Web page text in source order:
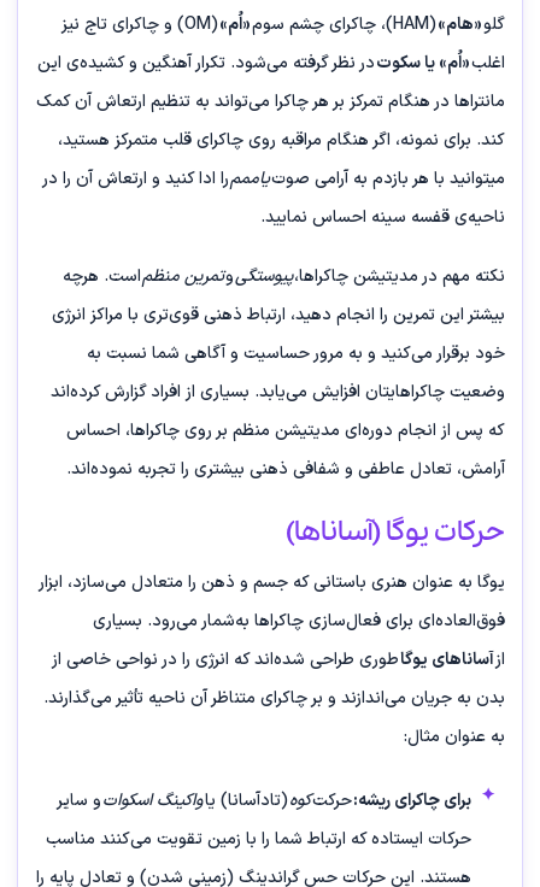
گلو«هام»(HAM)، چاکرای چشم سوم «اُم»
(OM) و چاکرای تاج نیز
اغلب«اُم» یا سکوتدر نظر گرفته می‌شود. تکرار آهنگین و کشیده‌ی این
مانتراها در هنگام تمرکز بر هر چاکرا می‌تواند به تنظیم ارتعاش آن کمک
کند. برای نمونه، اگر هنگام مراقبه روی چاکرای قلب متمرکز هستید،
میتوانید با هر بازدم به آرامی صوتیامممرا ادا کنید و ارتعاش آن را در
ناحیه‌ی قفسه سینه احساس نمایید.
نکته مهم در مدیتیشن چاکراها،پیوستگیوتمرین منظماست. هرچه
بیشتر این تمرین را انجام دهید، ارتباط ذهنی قوی‌تری با مراکز انرژی
خود برقرار می‌کنید و به مرور حساسیت و آگاهی شما نسبت به
وضعیت چاکراهایتان افزایش می‌یابد. بسیاری از افراد گزارش کرده‌اند
که پس از انجام دوره‌ای مدیتیشن منظم بر روی چاکراها، احساس
آرامش، تعادل عاطفی و شفافی ذهنی بیشتری را تجربه نموده‌اند.
حرکات یوگا (آساناها)
یوگا به عنوان هنری باستانی که جسم و ذهن را متعادل می‌سازد، ابزار
فوق‌العاده‌ای برای فعال‌سازی چاکراها به‌شمار می‌رود. بسیاری
ازآساناهای یوگاطوری طراحی شده‌اند که انرژی را در نواحی خاصی از
بدن به جریان می‌اندازند و بر چاکرای متناظر آن ناحیه تأثیر می‌گذارند.
به عنوان مثال:
برای چاکرای ریشه:حرکتکوه(تاد‌آسانا) یاواکینگ اسکواتو سایر
حرکات ایستاده که ارتباط شما را با زمین تقویت می‌کنند مناسب
هستند. این حرکات حس گراندینگ (زمینی شدن) و تعادل پایه را